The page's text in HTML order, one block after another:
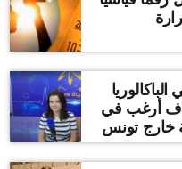
في الباكالوريا
أرغب في
خارج تونس